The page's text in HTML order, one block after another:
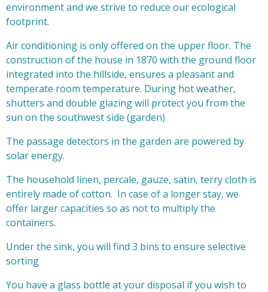
environment and we strive to reduce our ecological
footprint.
Air conditioning is only offered on the upper floor. The
construction of the house in 1870 with the ground floor
integrated into the hillside, ensures a pleasant and
temperate room temperature. During hot weather,
shutters and double glazing will protect you from the
sun on the southwest side (garden)
The passage detectors in the garden are powered by
solar energy.
The household linen, percale, gauze, satin, terry cloth is
entirely made of cotton. In case of a longer stay, we
offer larger capacities so as not to multiply the
containers.
Under the sink, you will find 3 bins to ensure selective
sorting
You have a glass bottle at your disposal if you wish to